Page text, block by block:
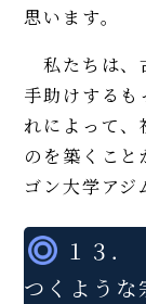
思います。
私たちは、
手助けする
れによって、
のを築くこ
ゴン大学アジ
１３．
つくような